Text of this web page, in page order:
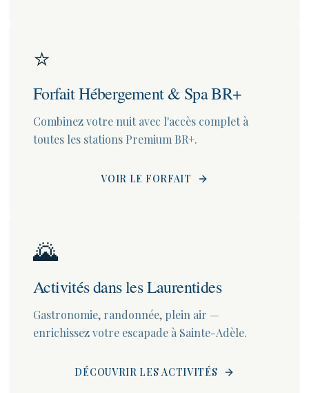
⭐
Forfait Hébergement & Spa BR+
Combinez votre nuit avec l'accès complet à
toutes les stations Premium BR+.
VOIR LE FORFAIT
🌄
Activités dans les Laurentides
Gastronomie, randonnée, plein air —
enrichissez votre escapade à Sainte-Adèle.
DÉCOUVRIR LES ACTIVITÉS